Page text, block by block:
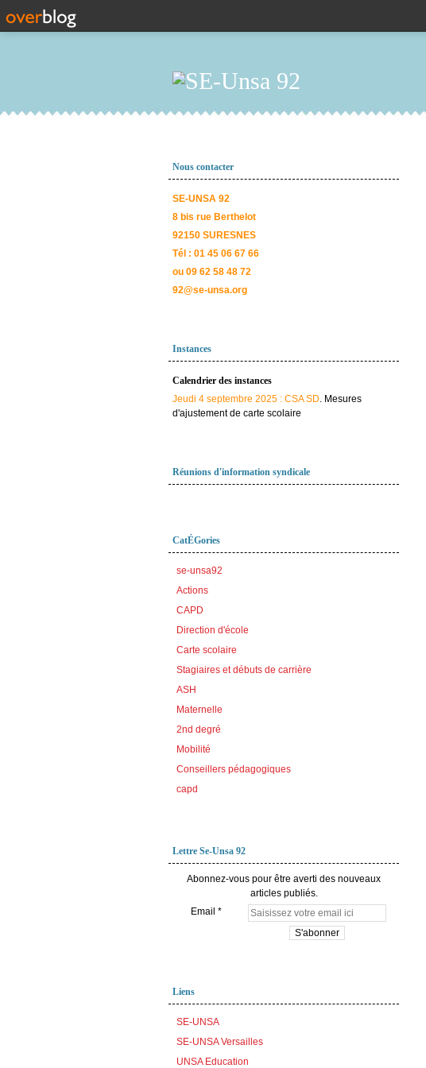
Nous contacter
SE-UNSA 92
8 bis rue Berthelot
92150 SURESNES
Tél : 01 45 06 67 66
ou 09 62 58 48 72
92@se-unsa.org
Instances
Calendrier des instances
Jeudi 4 septembre 2025 : CSA SD. Mesures
d'ajustement de carte scolaire
Réunions d'information syndicale
CatÉGories
se-unsa92
Actions
CAPD
Direction d'école
Carte scolaire
Stagiaires et débuts de carrière
ASH
Maternelle
2nd degré
Mobilité
Conseillers pédagogiques
capd
Lettre Se-Unsa 92
Abonnez-vous pour être averti des nouveaux
articles publiés.
Email
Liens
SE-UNSA
SE-UNSA Versailles
UNSA Education